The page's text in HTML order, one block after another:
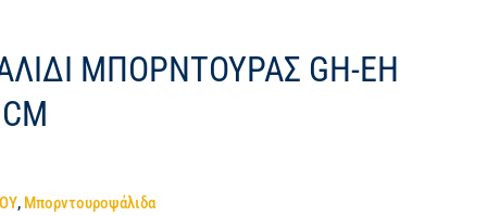
ΜΠΟΡΝΤΟΥΡΑΣ GH-EH
, Μπορντουροψάλιδα